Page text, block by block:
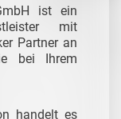
ist ein
mit
Partner an
bei Ihrem
handelt es